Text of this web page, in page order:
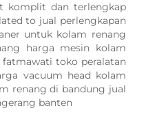
komplit dan terlengkap
to jual perlengkapan
untuk kolam renang
harga mesin kolam
toko peralatan
vacuum head kolam
renang di bandung jual
banten